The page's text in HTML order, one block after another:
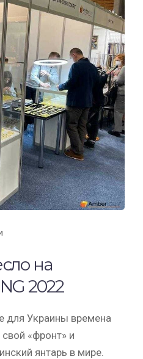
на
2022
для Украины времена
«фронт» и
янтарь в мире.